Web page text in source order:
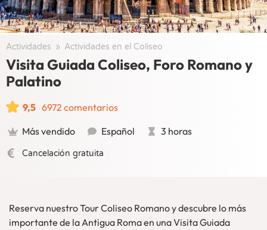
Actividades / Actividades en el Coliseo
Visita Guiada Coliseo, Foro Romano y
Palatino
9,5 6972 comentarios
Más vendido
Español 3 horas
Cancelación gratuita
Reserva nuestro Tour Coliseo Romano y descubre lo más
importante de la Antigua Roma en una Visita Guiada